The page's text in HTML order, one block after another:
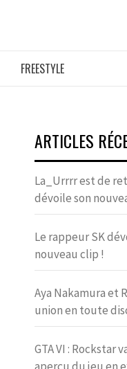
FREESTYLE
ARTICLES
La_Urrrr est de
dévoile son
Le rappeur SK
nouveau clip !
Aya Nakamura et
union en toute
GTA VI : Rockstar